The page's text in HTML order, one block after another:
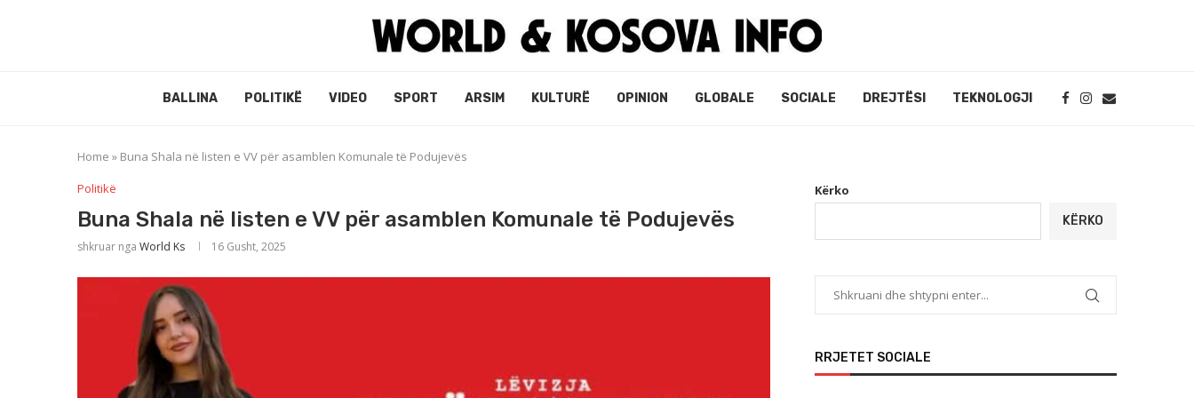
BALLINA POLITIKË VIDEO SPORT ARSIM KULTURË OPINION GLOBALE SOCIALE DREJTËSI TEKNOLOGJI
Home » Buna Shala në listen e VV për asamblen Komunale të Podujevës
Politikë
Buna Shala në listen e VV për asamblen Komunale të Podujevës
shkruar nga World Ks 16 Gusht, 2025
Kërko
KËRKO
RRJETET SOCIALE